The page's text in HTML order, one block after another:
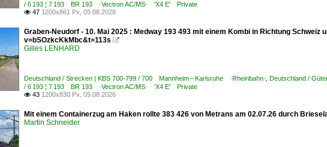
/ 6 193 ¦ 7 193 BR 193 ·Vectron AC/MS· 'X4 E' Private
 47 1200x861 Px, 05.08.2026
Graben-Neudorf - 10. Mai 2025 : Medway 193 493 mit einem Kombi in Richtung
v=bSOzkcKkMbc&t=113s 
Gilles LENHARD
Deutschland / Strecken | KBS 700-799 / 700 Mannheim – Karlsruhe ·Rheinbahn· Deutschland /
/ 6 193 ¦ 7 193 BR 193 ·Vectron AC/MS· 'X4 E' Private
 43 1200x830 Px, 05.08.2026
Mit einem Containerzug am Haken rollte 383 426 von Metrans am 02.07.26 durch
Martin Schneider